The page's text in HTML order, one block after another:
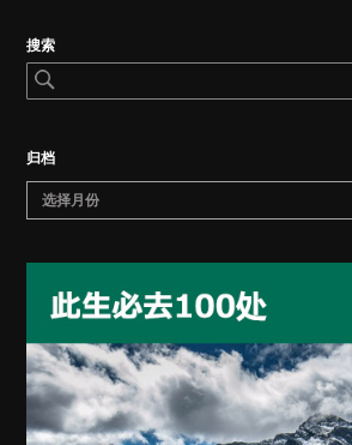
搜索
归档
选择月份